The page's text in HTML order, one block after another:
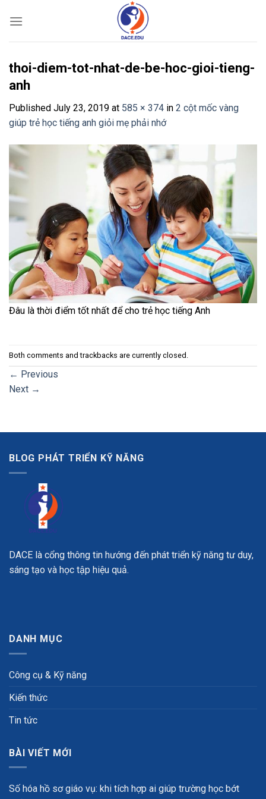
thoi-diem-tot-nhat-de-be-hoc-gioi-tieng-
anh
Published July 23, 2019 at 585 × 374 in 2 cột mốc vàng
giúp trẻ học tiếng anh giỏi mẹ phải nhớ
Đâu là thời điểm tốt nhất để cho trẻ học tiếng Anh
Both comments and trackbacks are currently closed.
← Previous
Next →
BLOG PHÁT TRIỂN KỸ NĂNG
DACE là cổng thông tin hướng đến phát triển kỹ năng tư duy,
sáng tạo và học tập hiệu quả.
DANH MỤC
Công cụ & Kỹ năng
Kiến thức
Tin tức
BÀI VIẾT MỚI
Số hóa hồ sơ giáo vụ: khi tích hợp ai giúp trường học bớt